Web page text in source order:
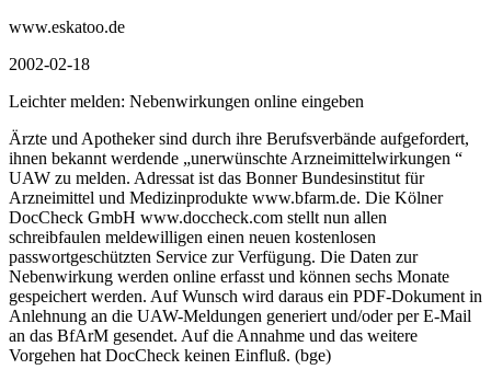
www.eskatoo.de
2002-02-18
Leichter melden: Nebenwirkungen online eingeben
Ärzte und Apotheker sind durch ihre Berufsverbände aufgefordert,
ihnen bekannt werdende „unerwünschte Arzneimittelwirkungen “
UAW zu melden. Adressat ist das Bonner Bundesinstitut für
Arzneimittel und Medizinprodukte www.bfarm.de. Die Kölner
DocCheck GmbH www.doccheck.com stellt nun allen
schreibfaulen meldewilligen einen neuen kostenlosen
passwortgeschützten Service zur Verfügung. Die Daten zur
Nebenwirkung werden online erfasst und können sechs Monate
gespeichert werden. Auf Wunsch wird daraus ein PDF-Dokument in
Anlehnung an die UAW-Meldungen generiert und/oder per E-Mail
an das BfArM gesendet. Auf die Annahme und das weitere
Vorgehen hat DocCheck keinen Einfluß. (bge)